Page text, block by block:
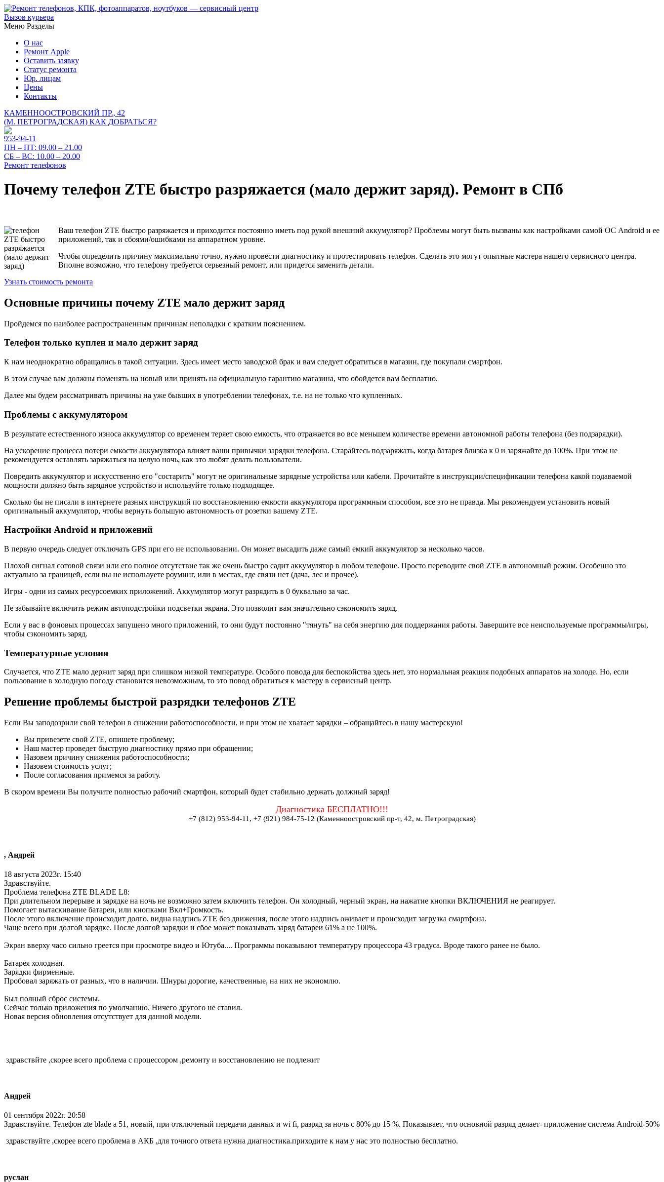
Вызов курьера
Меню Разделы
О нас
Ремонт Apple
Оставить заявку
Статус ремонта
Юр. лицам
Цены
Контакты
КАМЕННООСТРОВСКИЙ ПР., 42
(М. ПЕТРОГРАДСКАЯ) КАК ДОБРАТЬСЯ?
953-94-11
ПН – ПТ: 09.00 – 21.00
СБ – ВС: 10.00 – 20.00
Ремонт телефонов
Почему телефон ZTE быстро разряжается (мало держит заряд). Ремонт в СПб
Ваш телефон ZTE быстро разряжается и приходится постоянно иметь под рукой внешний аккумулятор? Проблемы могут быть вызваны как настройками самой ОС Android и ее
приложений, так и сбоями/ошибками на аппаратном уровне.
Чтобы определить причину максимально точно, нужно провести диагностику и протестировать телефон. Сделать это могут опытные мастера нашего сервисного центра.
Вполне возможно, что телефону требуется серьезный ремонт, или придется заменить детали.
Узнать стоимость ремонта
Основные причины почему ZTE мало держит заряд
Пройдемся по наиболее распространенным причинам неполадки с кратким пояснением.
Телефон только куплен и мало держит заряд
К нам неоднократно обращались в такой ситуации. Здесь имеет место заводской брак и вам следует обратиться в магазин, где покупали смартфон.
В этом случае вам должны поменять на новый или принять на официальную гарантию магазина, что обойдется вам бесплатно.
Далее мы будем рассматривать причины на уже бывших в употреблении телефонах, т.е. на не только что купленных.
Проблемы с аккумулятором
В результате естественного износа аккумулятор со временем теряет свою емкость, что отражается во все меньшем количестве времени автономной работы телефона (без подзарядки).
На ускорение процесса потери емкости аккумулятора влияет ваши привычки зарядки телефона. Старайтесь подзаряжать, когда батарея близка к 0 и заряжайте до 100%. При этом не
рекомендуется оставлять заряжаться на целую ночь, как это любят делать пользователи.
Повредить аккумулятор и искусственно его "состарить" могут не оригинальные зарядные устройства или кабели. Прочитайте в инструкции/спецификации телефона какой подаваемой
мощности должно быть зарядное устройство и используйте только подходящее.
Сколько бы не писали в интернете разных инструкций по восстановлению емкости аккумулятора программным способом, все это не правда. Мы рекомендуем установить новый
оригинальный аккумулятор, чтобы вернуть большую автономность от розетки вашему ZTE.
Настройки Android и приложений
В первую очередь следует отключать GPS при его не использовании. Он может высадить даже самый емкий аккумулятор за несколько часов.
Плохой сигнал сотовой связи или его полное отсутствие так же очень быстро садит аккумулятор в любом телефоне. Просто переводите свой ZTE в автономный режим. Особенно это
актуально за границей, если вы не используете роуминг, или в местах, где связи нет (дача, лес и прочее).
Игры - одни из самых ресурсоемких приложений. Аккумулятор могут разрядить в 0 буквально за час.
Не забывайте включить режим автоподстройки подсветки экрана. Это позволит вам значительно сэкономить заряд.
Если у вас в фоновых процессах запущено много приложений, то они будут постоянно "тянуть" на себя энергию для поддержания работы. Завершите все неиспользуемые программы/игры,
чтобы сэкономить заряд.
Температурные условия
Случается, что ZTE мало держит заряд при слишком низкой температуре. Особого повода для беспокойства здесь нет, это нормальная реакция подобных аппаратов на холоде. Но, если
пользование в холодную погоду становится невозможным, то это повод обратиться к мастеру в сервисный центр.
Решение проблемы быстрой разрядки телефонов ZTE
Если Вы заподозрили свой телефон в снижении работоспособности, и при этом не хватает зарядки – обращайтесь в нашу мастерскую!
Вы привезете свой ZTE, опишете проблему;
Наш мастер проведет быструю диагностику прямо при обращении;
Назовем причину снижения работоспособности;
Назовем стоимость услуг;
После согласования примемся за работу.
В скором времени Вы получите полностью рабочий смартфон, который будет стабильно держать должный заряд!
Диагностика БЕСПЛАТНО!!!
+7 (812) 953-94-11, +7 (921) 984-75-12 (Каменноостровский пр-т, 42, м. Петроградская)
, Андрей
18 августа 2023г. 15:40
Здравствуйте.
Проблема телефона ZTE BLADE L8:
При длительном перерыве и зарядке на ночь не возможно затем включить телефон. Он холодный, черный экран, на нажатие кнопки ВКЛЮЧЕНИЯ не реагирует.
Помогает вытаскивание батареи, или кнопками Вкл+Громкость.
После этого включение происходит долго, видна надпись ZTE без движения, после этого надпись оживает и происходит загрузка смартфона.
Чаще всего при долгой зарядке. После долгой зарядки и сбое может показывать заряд батареи 61% а не 100%.
Экран вверху часо сильно греется при просмотре видео и Ютуба.... Программы показывают температуру процессора 43 градуса. Вроде такого ранее не было.
Батарея холодная.
Зарядки фирменные.
Пробовал заряжать от разных, что в наличии. Шнуры дорогие, качественные, на них не экономлю.
Был полный сброс системы.
Сейчас только приложения по умолчанию. Ничего другого не ставил.
Новая версия обновления отсутствует для данной модели.
здравствйте ,скорее всего проблема с процессором ,ремонту и восстановлению не подлежит
Андрей
01 сентября 2022г. 20:58
Здравствуйте. Телефон zte blade a 51, новый, при отключеный передачи данных и wi fi, разряд за ночь с 80% до 15 %. Показывает, что основной разряд делает- приложение система Android-50%
здравствуйте ,скорее всего проблема в АКБ ,для точного ответа нужна диагностика.приходите к нам у нас это полностью бесплатно.
руслан